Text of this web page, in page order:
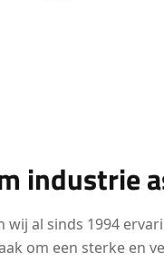
industrie
wij al sinds 1994
om een sterke en